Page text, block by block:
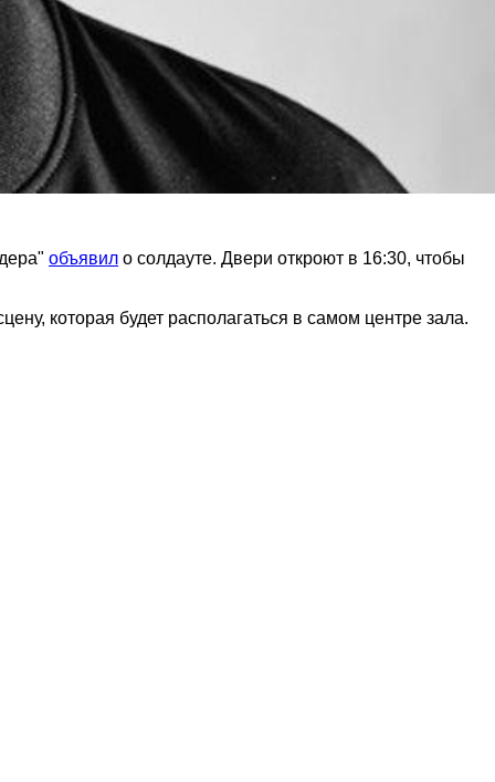
объявил о солдауте. Двери откроют в 16:30, чтобы
которая будет располагаться в самом центре зала.